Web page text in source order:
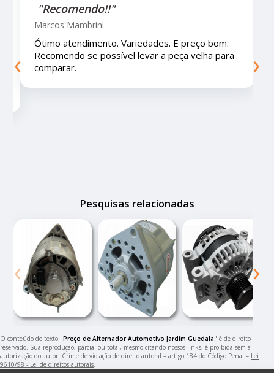
"Recomendo!!"
Marcos Mambrini
Ótimo atendimento. Variedades. E preço bom.
Recomendo se possível levar a peça velha para
comparar.
‹ ›
Pesquisas relacionadas
‹ ›
O conteúdo do texto "Preço de Alternador Automotivo Jardim Guedala" é de direito
reservado. Sua reprodução, parcial ou total, mesmo citando nossos links, é proibida sem a
autorização do autor. Crime de violação de direito autoral – artigo 184 do Código Penal – Lei
9610/98 - Lei de direitos autorais